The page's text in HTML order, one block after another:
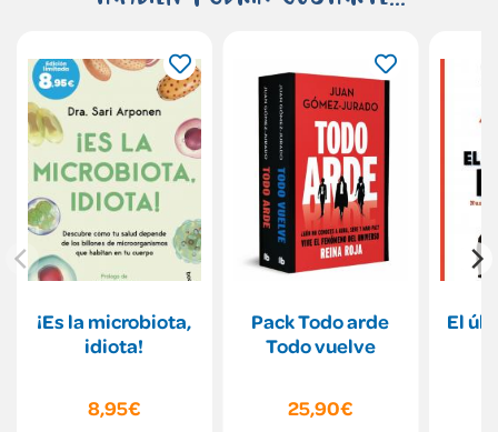
¡Es la microbiota,
idiota!
8,95€
Pack Todo arde
Todo vuelve
25,90€
El